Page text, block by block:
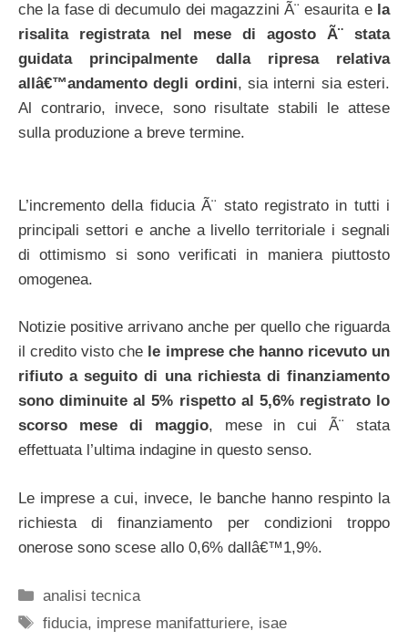
che la fase di decumulo dei magazzini Ã¨ esaurita e la
risalita registrata nel mese di agosto Ã¨ stata
guidata principalmente dalla ripresa relativa
allâ€™andamento degli ordini, sia interni sia esteri.
Al contrario, invece, sono risultate stabili le attese
sulla produzione a breve termine.
L’incremento della fiducia Ã¨ stato registrato in tutti i
principali settori e anche a livello territoriale i segnali
di ottimismo si sono verificati in maniera piuttosto
omogenea.
Notizie positive arrivano anche per quello che riguarda
il credito visto che le imprese che hanno ricevuto un
rifiuto a seguito di una richiesta di finanziamento
sono diminuite al 5% rispetto al 5,6% registrato lo
scorso mese di maggio, mese in cui Ã¨ stata
effettuata l’ultima indagine in questo senso.
Le imprese a cui, invece, le banche hanno respinto la
richiesta di finanziamento per condizioni troppo
onerose sono scese allo 0,6% dallâ€™1,9%.
Categorie
analisi tecnica
Tag
fiducia, imprese manifatturiere, isae